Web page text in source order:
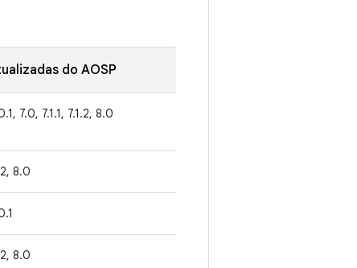
do AOSP
7.0, 7.1.1, 7.1.2, 8.0
8.0
8.0